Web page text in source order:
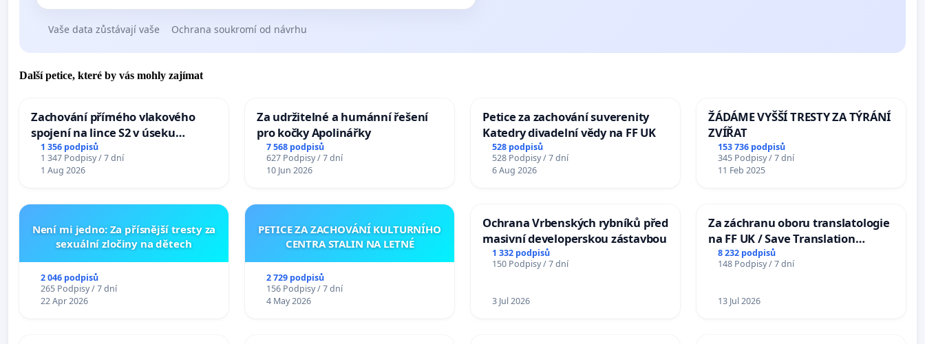
Vaše data zůstávají vaše Ochrana soukromí od návrhu
Další petice, které by vás mohly zajímat
Zachování přímého vlakového
spojení na lince S2 v úseku
Ostrava – Bohumín – Karviná –
Mosty u Jablunkova
1 356 podpisů
1 347 Podpisy / 7 dní
1 Aug 2026
Za udržitelné a humánní řešení
pro kočky Apolinářky
7 568 podpisů
627 Podpisy / 7 dní
10 Jun 2026
Petice za zachování suverenity
Katedry divadelní vědy na FF UK
528 podpisů
528 Podpisy / 7 dní
6 Aug 2026
ŽÁDÁME VYŠŠÍ TRESTY ZA TÝRÁNÍ
ZVÍŘAT
153 736 podpisů
345 Podpisy / 7 dní
11 Feb 2025
Není mi jedno: Za přísnější tresty za
sexuální zločiny na dětech
2 046 podpisů
265 Podpisy / 7 dní
22 Apr 2026
PETICE ZA ZACHOVÁNÍ KULTURNÍHO
CENTRA STALIN NA LETNÉ
2 729 podpisů
156 Podpisy / 7 dní
4 May 2026
Ochrana Vrbenských rybníků před
masivní developerskou zástavbou
1 332 podpisů
150 Podpisy / 7 dní
3 Jul 2026
Za záchranu oboru translatologie
na FF UK / Save Translation
Studies at the Faculty of Arts,
Charles University
8 232 podpisů
148 Podpisy / 7 dní
13 Jul 2026